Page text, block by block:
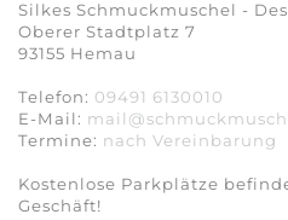
Silkes Schmuckmuschel -
Oberer Stadtplatz 7
93155 Hemau
Telefon: 09491 6130010
E-Mail:
Termine: nach Vereinbarung​​​​​​​
Kostenlose Parkplätze
Geschäft!